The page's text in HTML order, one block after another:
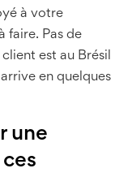
à votre
faire. Pas de
est au Brésil
en quelques
une